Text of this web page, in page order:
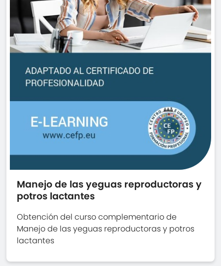
Manejo de las yeguas reproductoras y
potros lactantes
Obtención del curso complementario de
Manejo de las yeguas reproductoras y potros
lactantes